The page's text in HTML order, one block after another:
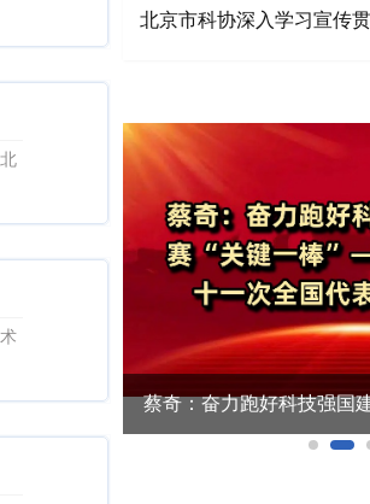
北京市科协深入学习宣传
院士大会、 蔡奇：奋力跑好科技强